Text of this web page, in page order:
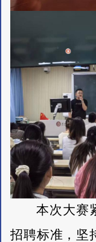
本次大赛
招聘标准，坚